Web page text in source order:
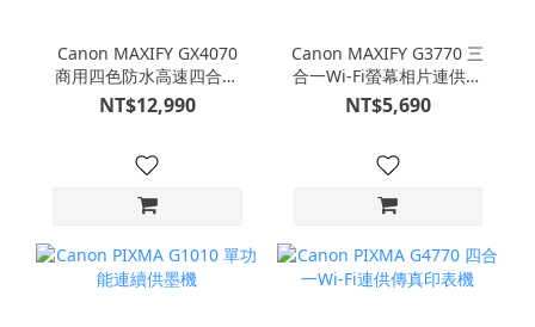
Canon MAXIFY GX4070
商用四色防水高速四合一
雙網連供傳真印表機
NT$12,990
Canon MAXIFY G3770 三
合一Wi-Fi螢幕相片連供印
表機
NT$5,690